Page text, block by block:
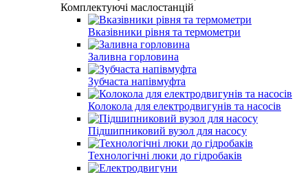
Комплектуючі маслостанцій
Вказівники рівня та термометри
Заливна горловина
Зубчаста напівмуфта
Колокола для електродвигунів та насосів
Підшипниковий вузол для насосу
Технологічні люки до гідробаків